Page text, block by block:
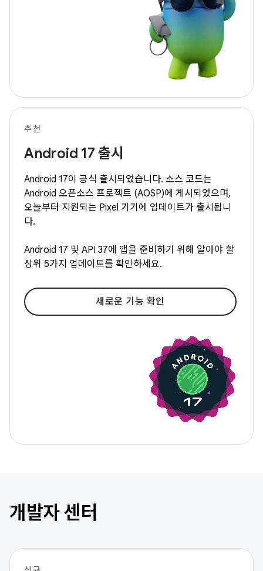
추천
Android 17 출시
Android 17이 공식 출시되었습니다. 소스 코드는
Android 오픈소스 프로젝트 (AOSP)에 게시되었으며,
오늘부터 지원되는 Pixel 기기에 업데이트가 출시됩니
다.
Android 17 및 API 37에 앱을 준비하기 위해 알아야 할
상위 5가지 업데이트를 확인하세요.
새로운 기능 확인
개발자 센터